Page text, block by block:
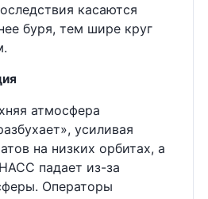
касаются
буря, тем шире круг
атмосфера
усиливая
на низких орбитах, а
падает из-за
Операторы